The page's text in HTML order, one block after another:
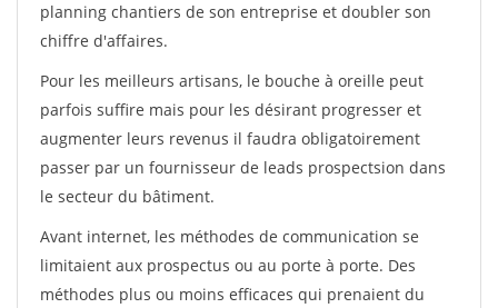
planning chantiers de son entreprise et doubler son
chiffre d'affaires.
Pour les meilleurs artisans, le bouche à oreille peut
parfois suffire mais pour les désirant progresser et
augmenter leurs revenus il faudra obligatoirement
passer par un fournisseur de leads prospectsion dans
le secteur du bâtiment.
Avant internet, les méthodes de communication se
limitaient aux prospectus ou au porte à porte. Des
méthodes plus ou moins efficaces qui prenaient du